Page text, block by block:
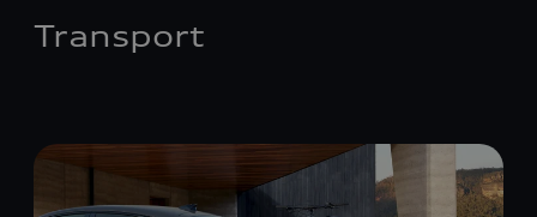
Transport